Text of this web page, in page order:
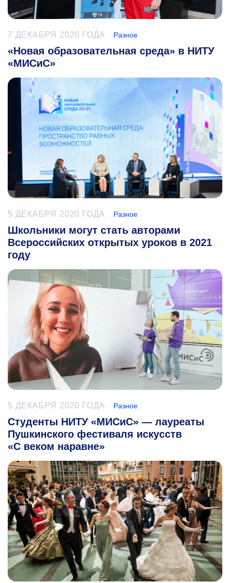
7 ДЕКАБРЯ 2020 ГОДА Разное
«Новая образовательная среда» в НИТУ
«МИСиС»
5 ДЕКАБРЯ 2020 ГОДА Разное
Школьники могут стать авторами
Всероссийских открытых уроков в 2021
году
5 ДЕКАБРЯ 2020 ГОДА Разное
Студенты НИТУ «МИСиС» — лауреаты
Пушкинского фестиваля искусств
«С веком наравне»